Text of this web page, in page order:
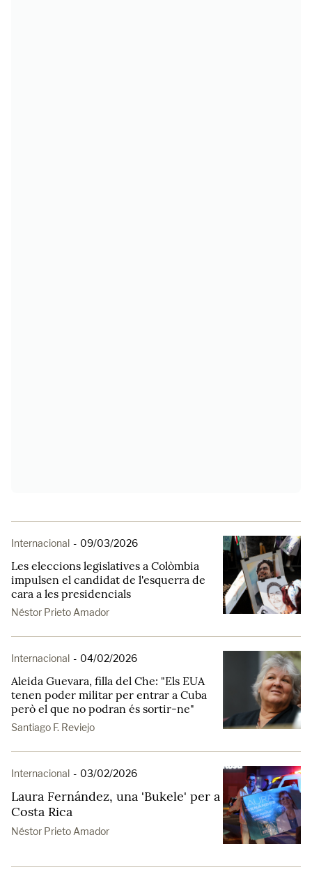
Internacional - 09/03/2026
Les eleccions legislatives a Colòmbia
impulsen el candidat de l'esquerra de
cara a les presidencials
Néstor Prieto Amador
Internacional - 04/02/2026
Aleida Guevara, filla del Che: "Els EUA
tenen poder militar per entrar a Cuba
però el que no podran és sortir-ne"
Santiago F. Reviejo
Internacional - 03/02/2026
Laura Fernández, una 'Bukele' per a
Costa Rica
Néstor Prieto Amador